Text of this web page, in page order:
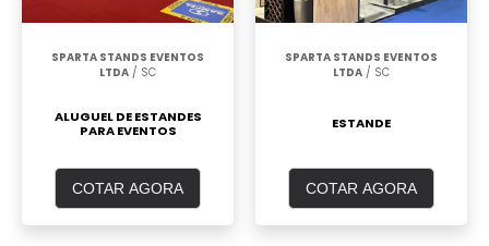
SPARTA STANDS EVENTOS
LTDA / SC
ALUGUEL DE ESTANDES
PARA EVENTOS
COTAR AGORA
SPARTA STANDS EVENTOS
LTDA / SC
ESTANDE
COTAR AGORA